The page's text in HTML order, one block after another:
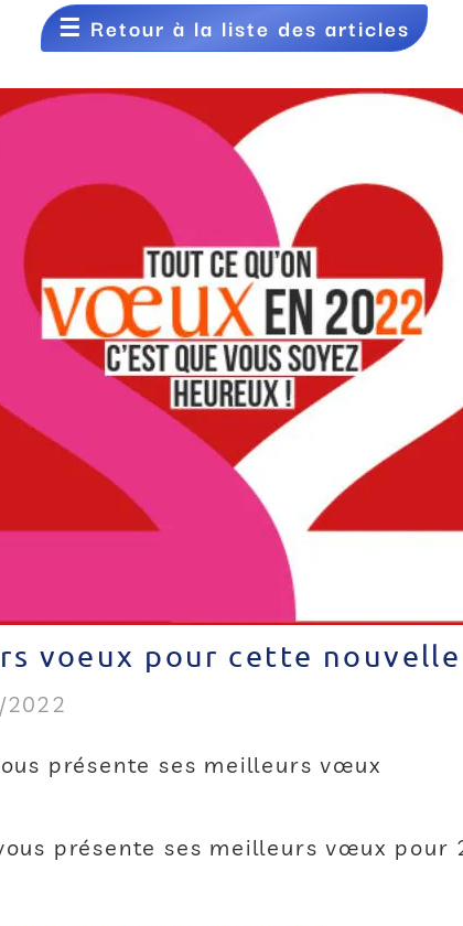
☰ Retour à la liste des articles
voeux pour cette nouvelle
présente ses meilleurs vœux
présente ses meilleurs vœux pour